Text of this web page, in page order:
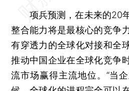
项兵预测，在未来的20
整合能力将是最核心的竞争
有穿透力的全球化对接和全
推动中国企业在全球化竞争
流市场赢得主流地位。“当